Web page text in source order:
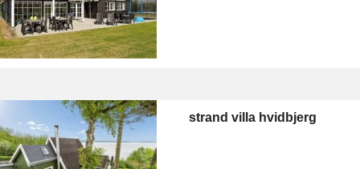
strand villa hvidbjerg